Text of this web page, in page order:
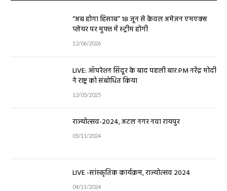
“अब होगा हिसाब” 18 जून से केवल अमेज़न एमएक्स
प्लेयर पर मुफ्त में स्ट्रीम होगी
12/06/2026
LIVE: ऑपरेशन सिंदूर के बाद पहली बार PM नरेंद्र मोदी
ने राष्ट्र को संबोधित किया
12/05/2025
राज्योत्सव-2024, अटल नगर नवा रायपुर
05/11/2024
LIVE -सांस्कृतिक कार्यक्रम, राज्योत्सव 2024
04/11/2024